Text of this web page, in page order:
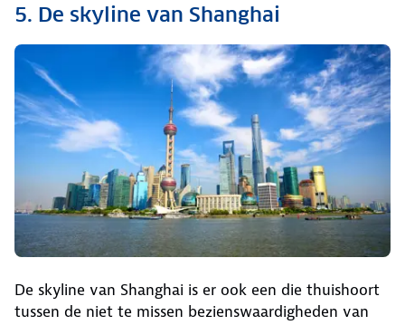
5. De skyline van Shanghai
De skyline van Shanghai is er ook een die thuishoort
tussen de niet te missen bezienswaardigheden van